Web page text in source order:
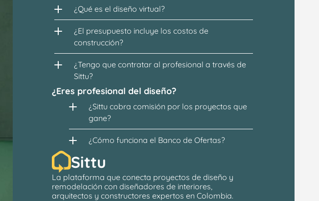
¿Qué es el diseño virtual?
¿El presupuesto incluye los costos de
construcción?
¿Tengo que contratar al profesional a través de
Sittu?
¿Eres profesional del diseño?
¿Sittu cobra comisión por los proyectos que
gane?
¿Cómo funciona el Banco de Ofertas?
Sittu
La plataforma que conecta proyectos de diseño y
remodelación con diseñadores de interiores,
arquitectos y constructores expertos en Colombia.